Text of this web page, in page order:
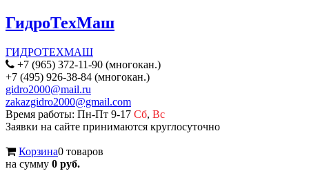
ГидроТехМаш
ГИДРОТЕХМАШ
+7 (965) 372-11-90 (многокан.)
+7 (495) 926-38-84 (многокан.)
gidro2000@mail.ru
zakazgidro2000@gmail.com
Время работы: Пн-Пт 9-17 Сб, Вс
Заявки на сайте принимаются круглосуточно
Корзина0 товаров
на сумму 0 руб.